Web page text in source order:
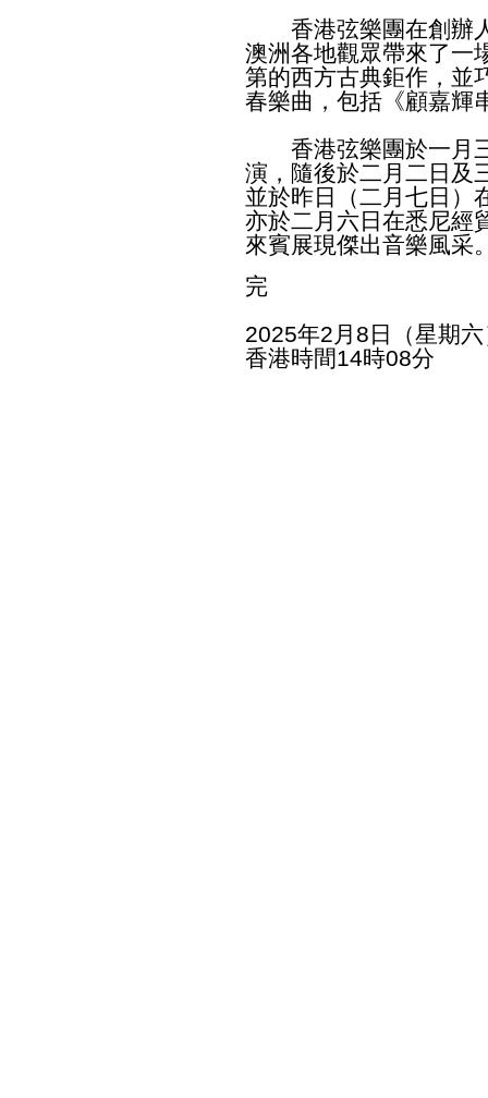
香港弦樂團在創辦人
澳洲各地觀眾帶來了一
第的西方古典鉅作，並
春樂曲，包括《顧嘉輝
香港弦樂團於一月三
演，隨後於二月二日及
並於昨日（二月七日）
亦於二月六日在悉尼經
來賓展現傑出音樂風采
完
2025年2月8日（星期
香港時間14時08分